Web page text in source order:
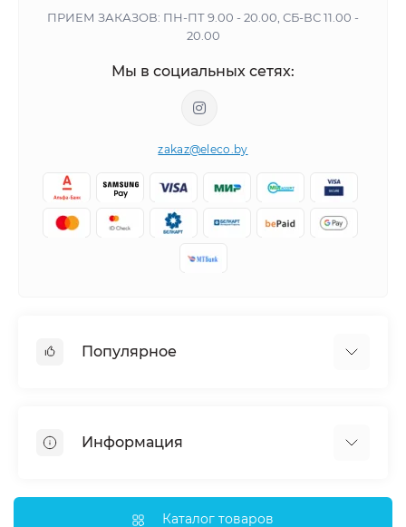
ПРИЕМ ЗАКАЗОВ: ПН-ПТ 9.00 - 20.00, СБ-ВС 11.00 -
20.00
Мы в социальных сетях:
zakaz@eleco.by
Популярное
Тепловые насосы
Полупромышленные кондиционеры
Информация
Каталог товаров